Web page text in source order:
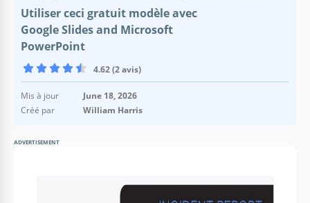
Utiliser ceci gratuit modèle avec
Google Slides and Microsoft
PowerPoint
4.62 (2 avis)
Mis à jour
June 18, 2026
Créé par
William Harris
ADVERTISEMENT